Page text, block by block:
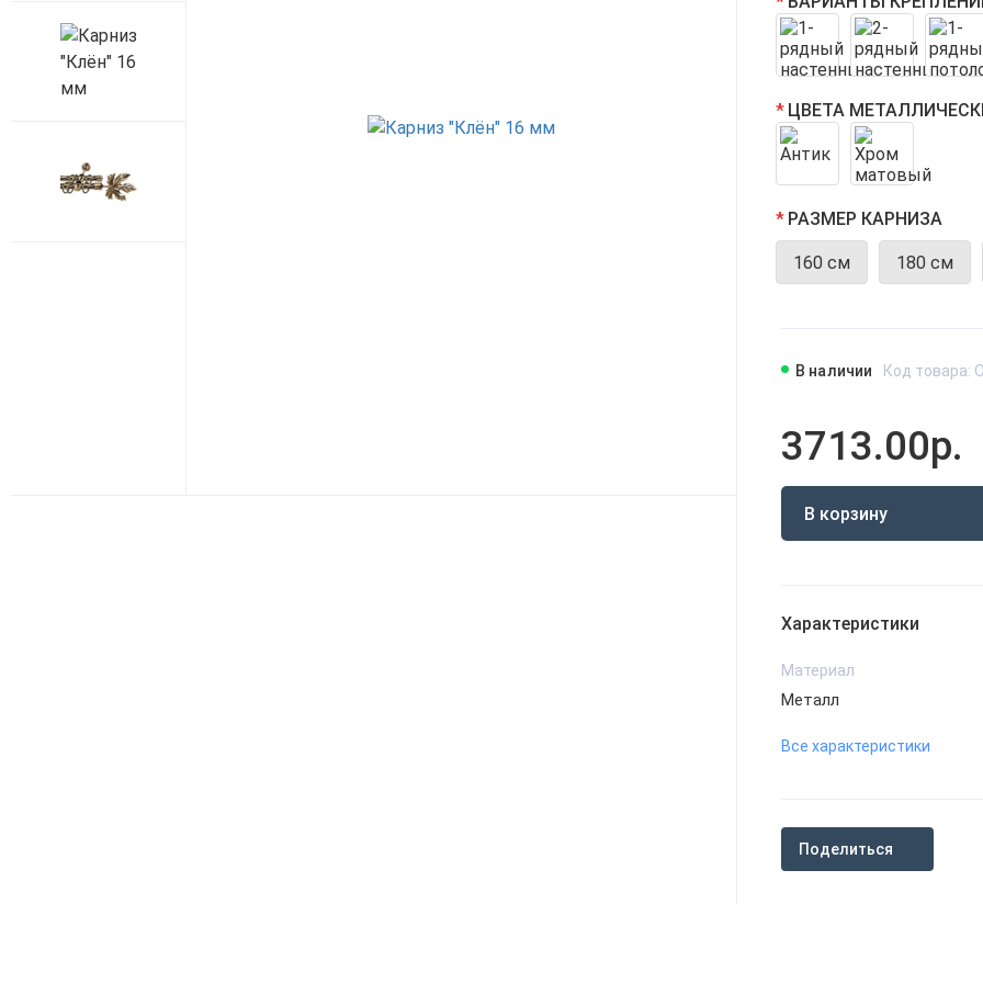
В наличии Код товара:
3713.00р.
В корзину
ЦВЕТА
РАЗМЕР КАРНИЗА
160 см 180 см
Характеристики
Материал
Металл
Все характеристики
Поделиться